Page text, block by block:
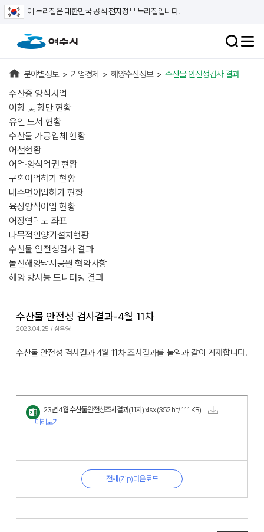
이 누리집은 대한민국 공식 전자정부 누리집입니다.
분야별정보 > 기업경제 > 해양수산정보 > 수산물 안전성검사 결과
수산증 양식사업
어항 및 항만 현황
유인 도서 현황
수산물 가공업체 현황
어선현황
어업·양식업권 현황
구획어업허가 현황
내수면어업허가 현황
육상양식어업 현황
어장연락도 좌표
다목적인양기설치현황
수산물 안전성검사 결과
돌산해양낚시공원 협약사항
해양 방사능 모니터링 결과
수산물 안전성 검사결과-4월 11차
2023.04.25 / 심우영
수산물 안전성 검사결과 4월 11차 조사결과를 붙임과 같이 게재합니다.
23년 4월 수산물안전성조사결과(11차).xlsx (352 hit/ 11.1 KB)
미리보기
전체(Zip)다운로드